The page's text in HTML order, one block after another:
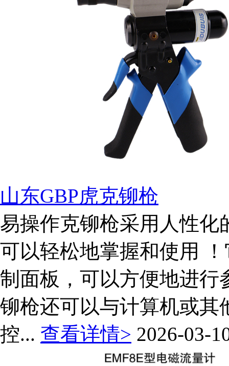
山东GBP虎克铆枪
易操作克铆枪采用人性化
可以轻松地掌握和使用
制面板，可以方便地进行
铆枪还可以与计算机或其
控... 查看详情> 2026-03-